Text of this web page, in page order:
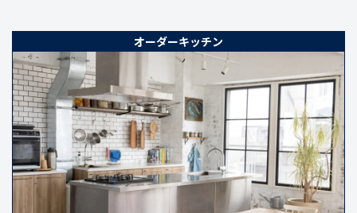
オーダーキッチン